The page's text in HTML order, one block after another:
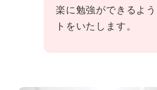
楽に勉強ができるよ
トをいたします。